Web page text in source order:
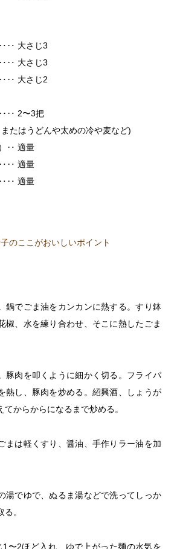
大さじ3
大さじ3
大さじ2
‥ 2〜3把
たはうどんや太めの冷や麦など)
‥ 適量
適量
適量
のここがおいしいポイント
鍋でごま油をカンカンに熱する。すり鉢
椒、水を練り合わせ、そこに熱したごま
豚肉を叩くように細かく切る。フライパ
熱し、豚肉を炒める。紹興酒、しょうが
てからからになるまで炒める。
まは軽くすり、醤油、手作りラー油を加
湯でゆで、ぬるま湯などで洗ってしっか
。
1〜2ほど入れ、ゆで上がった麺の水気を